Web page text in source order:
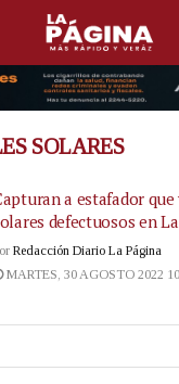
SOLARES
a estafador
defectuosos en
Redacción Diario La Página
MARTES, 30 AGOSTO 2022